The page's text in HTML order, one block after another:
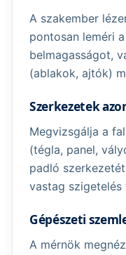
A szakember
pontosan leméri
belmagasságot,
(ablakok, ajtók)
Szerkezetek
Megvizsgálja a
(tégla, panel,
padló
vastag szigetelés
Gépészeti
A mérnök